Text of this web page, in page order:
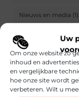
Uw
Om onze website zo
inhoud en
en vergelijkbare
hoe onze site wordt
verbeteren. Wilt u
Nieuws en media (1)
Producten en
Voeding(1)